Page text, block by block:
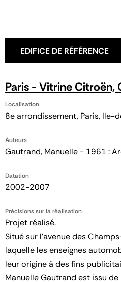
EDIFICE DE RÉFÉRENCE
Paris - Vitrine Citroën,
Localisation
8e arrondissement, Paris, Ile-
Auteurs
Gautrand, Manuelle - 1961 :
Datation
2002-2007
Précisions sur la réalisation
Projet réalisé.
Situé sur l’avenue des
laquelle les enseignes
leur origine à des fins
Manuelle Gautrand est issu